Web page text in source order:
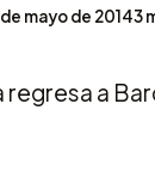
de mayo de 20143